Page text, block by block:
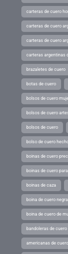
carteras de cuero
carteras de cuero
carteras de cuero
carteras argentinas
brazaletes de cuero
botas de cuero
bolsos de cuero
bolsos de cuero
bolsos de cuero
bolso de cuero
boinas de cuero
boinas de cuero
boinas de caza
boina de cuero negra
boina de cuero de
bandoleras de cuero
americanas de